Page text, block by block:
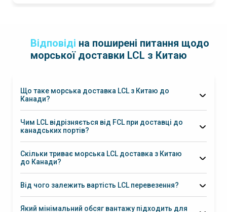
Відповіді на поширені питання щодо
морської доставки LCL з Китаю
Що таке морська доставка LCL з Китаю до
Канади?
Чим LCL відрізняється від FCL при доставці до
канадських портів?
Amazon FBA Canada
Скільки триває морська LCL доставка з Китаю
до Канади?
35–45 днів
Від чого залежить вартість LCL перевезення?
Який мінімальний обсяг вантажу підходить для